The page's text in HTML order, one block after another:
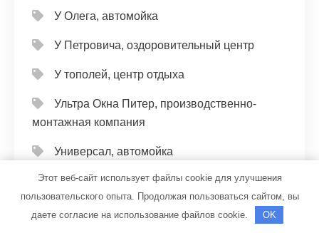
У Олега, автомойка
У Петровича, оздоровительный центр
У тополей, центр отдыха
Ультра Окна Питер, производственно-
монтажная компания
Универсал, автомойка
Универсал, автомойка
Фараон, банный комплекс
Этот веб-сайт использует файлы cookie для улучшения
пользовательского опыта. Продолжая пользоваться сайтом, вы
даете согласие на использование файлов cookie.
OK